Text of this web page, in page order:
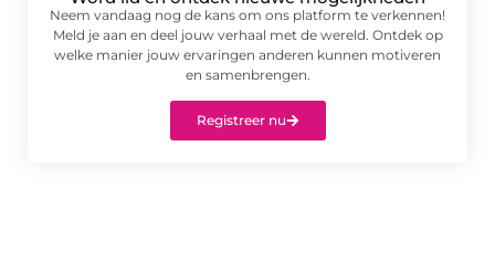
Neem vandaag nog de kans om ons platform te verkennen!
Meld je aan en deel jouw verhaal met de wereld. Ontdek op
welke manier jouw ervaringen anderen kunnen motiveren
en samenbrengen.
Registreer nu